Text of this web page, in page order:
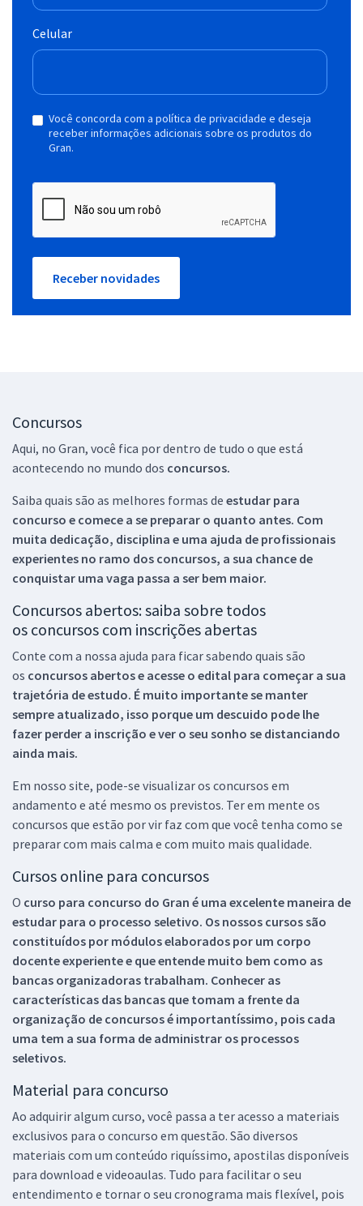
Celular
Você concorda com a política de privacidade e deseja
receber informações adicionais sobre os produtos do
Gran.
Receber novidades
Concursos
Aqui, no Gran, você fica por dentro de tudo o que está
acontecendo no mundo dos concursos.
Saiba quais são as melhores formas de estudar para
concurso e comece a se preparar o quanto antes. Com
muita dedicação, disciplina e uma ajuda de profissionais
experientes no ramo dos concursos, a sua chance de
conquistar uma vaga passa a ser bem maior.
Concursos abertos: saiba sobre todos
os concursos com inscrições abertas
Conte com a nossa ajuda para ficar sabendo quais são
os concursos abertos e acesse o edital para começar a sua
trajetória de estudo. É muito importante se manter
sempre atualizado, isso porque um descuido pode lhe
fazer perder a inscrição e ver o seu sonho se distanciando
ainda mais.
Em nosso site, pode-se visualizar os concursos em
andamento e até mesmo os previstos. Ter em mente os
concursos que estão por vir faz com que você tenha como se
preparar com mais calma e com muito mais qualidade.
Cursos online para concursos
O curso para concurso do Gran é uma excelente maneira de
estudar para o processo seletivo. Os nossos cursos são
constituídos por módulos elaborados por um corpo
docente experiente e que entende muito bem como as
bancas organizadoras trabalham. Conhecer as
características das bancas que tomam a frente da
organização de concursos é importantíssimo, pois cada
uma tem a sua forma de administrar os processos
seletivos.
Material para concurso
Ao adquirir algum curso, você passa a ter acesso a materiais
exclusivos para o concurso em questão. São diversos
materiais com um conteúdo riquíssimo, apostilas disponíveis
para download e videoaulas. Tudo para facilitar o seu
entendimento e tornar o seu cronograma mais flexível, pois